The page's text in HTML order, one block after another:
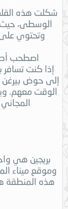
شكلت هذه
الوسطى، حيث
وتحتوي على
اصطحب
إذا كنت
إلى حوض بيرغن
بريجين هي
وموقع ميناء
هذه المنطقة